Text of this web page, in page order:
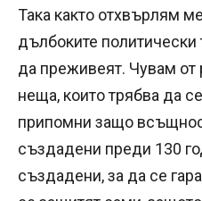
Така както отхвърлям
дълбоките
да преживеят. Чувам от
неща, които трябва да
припомни защо
създадени преди 130
създадени, за да се